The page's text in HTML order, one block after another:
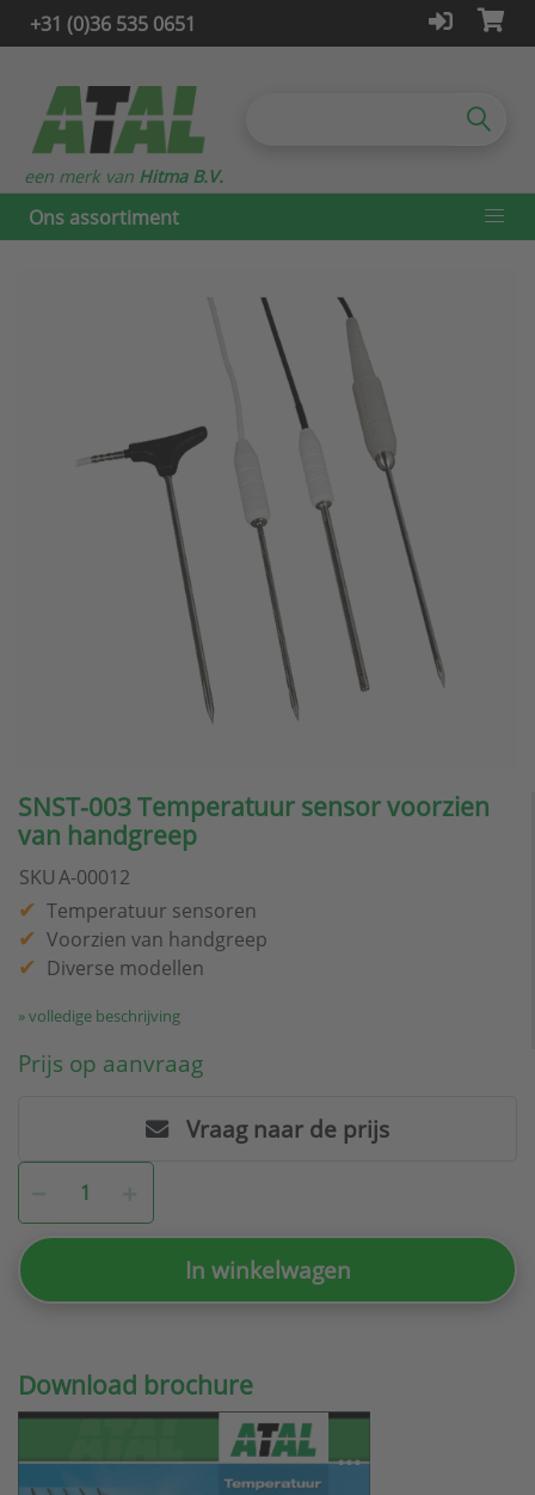
+31 (0)36 535 0651
Ons assortiment
een merk van Hitma B.V.
SNST-003 Temperatuur sensor voorzien
van handgreep
SKUA-00012
Temperatuur sensoren
Voorzien van handgreep
Diverse modellen
» volledige beschrijving
Prijs op aanvraag
Vraag naar de prijs
In winkelwagen
Download brochure